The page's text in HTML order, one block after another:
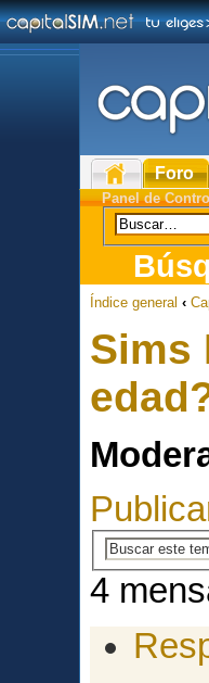
Foro
Panel de
Índice general ‹
Sims
4